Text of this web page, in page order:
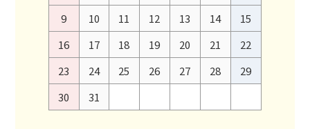
9
10 11 12 13 14
15
16
17 18 19 20 21
22
23
24 25 26 27 28
29
30
31